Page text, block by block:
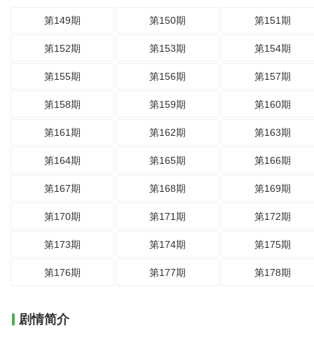
第149期 第150期 第151期
第152期 第153期 第154期
第155期 第156期 第157期
第158期 第159期 第160期
第161期 第162期 第163期
第164期 第165期 第166期
第167期 第168期 第169期
第170期 第171期 第172期
第173期 第174期 第175期
第176期 第177期 第178期
剧情简介